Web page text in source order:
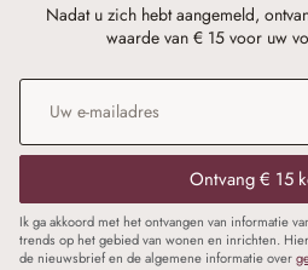
Nadat u zich hebt aangemeld,
waarde van € 15 voor uw
E-mailadres*
Ontvang € 15
Ik ga akkoord met het ontvangen van informatie
trends op het gebied van wonen en inrichten.
de nieuwsbrief en de algemene informatie over